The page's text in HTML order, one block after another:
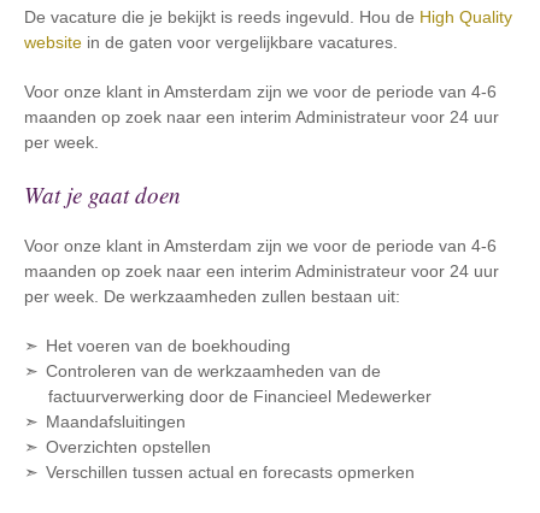
De vacature die je bekijkt is reeds ingevuld. Hou de High Quality
website in de gaten voor vergelijkbare vacatures.
Voor onze klant in Amsterdam zijn we voor de periode van 4-6
maanden op zoek naar een interim Administrateur voor 24 uur
per week.
Wat je gaat doen
Voor onze klant in Amsterdam zijn we voor de periode van 4-6
maanden op zoek naar een interim Administrateur voor 24 uur
per week. De werkzaamheden zullen bestaan uit:
Het voeren van de boekhouding
Controleren van de werkzaamheden van de
factuurverwerking door de Financieel Medewerker
Maandafsluitingen
Overzichten opstellen
Verschillen tussen actual en forecasts opmerken